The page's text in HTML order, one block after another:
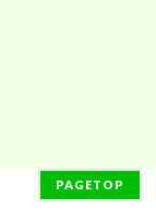
PAGETOP